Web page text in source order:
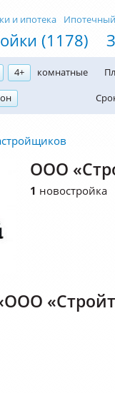
(1178)
и ипотека
4+
комнатные
ООО
1 новостройка